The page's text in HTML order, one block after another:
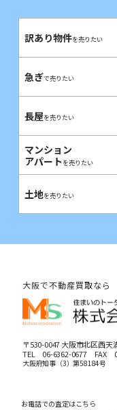
訳あり物件を売りたい
急ぎで売りたい
長屋を売りたい
マンション
アパートを売りたい
土地を売りたい
大阪で不動産買取なら
〒530-0047 大阪市北区西
TEL 06-6362-0677FAX
大阪府知事（3）第58184号
お電話での査定はこちら